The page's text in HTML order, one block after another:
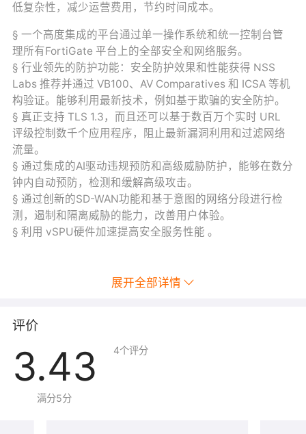
低复杂性，减少运营费用，节约时间成本。
§ 一个高度集成的平台通过单一操作系统和统一控制台管
理所有FortiGate 平台上的全部安全和网络服务。
§ 行业领先的防护功能：安全防护效果和性能获得 NSS
Labs 推荐并通过 VB100、AV Comparatives 和 ICSA 等机
构验证。能够利用最新技术，例如基于欺骗的安全防护。
§ 真正支持 TLS 1.3，而且还可以基于数百万个实时 URL
评级控制数千个应用程序，阻止最新漏洞利用和过滤网络
流量。
§ 通过集成的AI驱动违规预防和高级威胁防护，能够在数分
钟内自动预防，检测和缓解高级攻击。
§ 通过创新的SD-WAN功能和基于意图的网络分段进行检
测，遏制和隔离威胁的能力，改善用户体验。
§ 利用 vSPU硬件加速提高安全服务性能 。
展开全部详情
评价
3.43
满分5分
4个评分